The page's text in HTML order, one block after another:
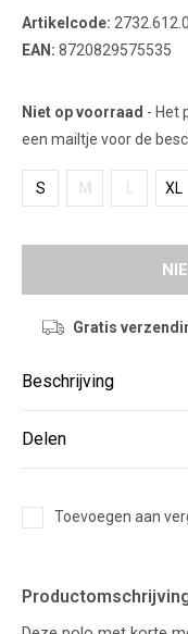
Artikelcode:
EAN: 8720829575535
Niet op voorraad - Het
een mailtje voor de
S M XL
Gratis
Beschrijving
Delen
Toevoegen aan